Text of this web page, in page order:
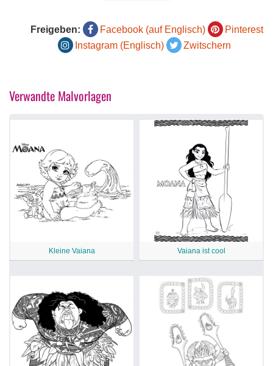
Freigeben: Facebook (auf Englisch)
Pinterest
Instagram (Englisch)
Zwitschern
Verwandte Malvorlagen
Kleine Vaiana Vaiana ist cool